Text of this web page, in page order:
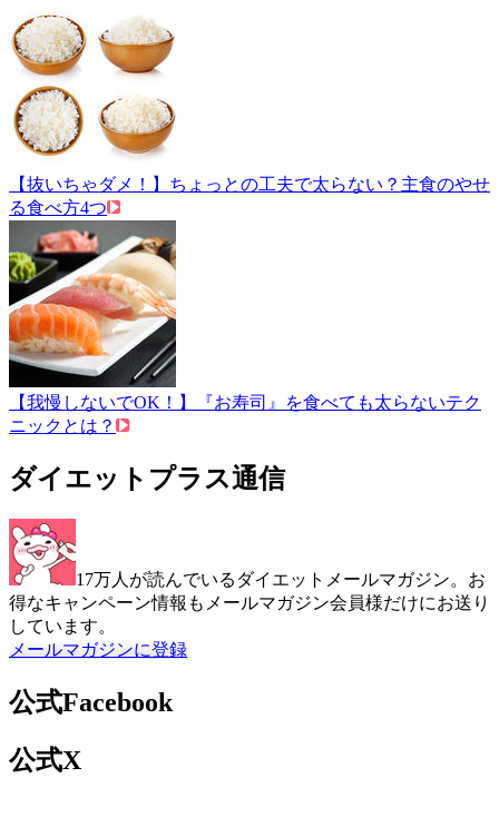
【抜いちゃダメ！】ちょっとの工夫で太らない？主食のやせ
る食べ方4つ
【我慢しないでOK！】『お寿司』を食べても太らないテク
ニックとは？
ダイエットプラス通信
17万人が読んでいるダイエットメールマガジン。お
得なキャンペーン情報もメールマガジン会員様だけにお送り
しています。
メールマガジンに登録
公式Facebook
公式X